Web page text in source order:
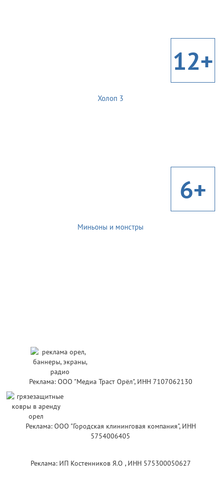
12+
Холоп 3
6+
Миньоны и монстры
Реклама: ООО "Медиа Траст Орёл", ИНН 7107062130
Реклама: ООО "Городская клининговая компания", ИНН
5754006405
Реклама: ИП Костенников Я.О , ИНН 575300050627